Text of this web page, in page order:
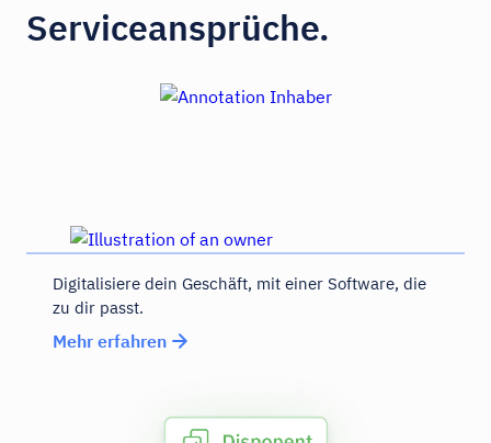
Serviceansprüche.
Digitalisiere dein Geschäft, mit einer Software, die
zu dir passt.
Mehr erfahren